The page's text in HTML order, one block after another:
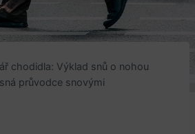
chodidla: Výklad snů o nohou
průvodce snovými